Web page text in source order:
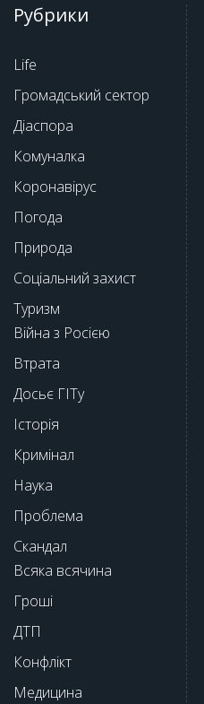
Рубрики
Life
Громадський сектор
Діаспора
Комуналка
Коронавірус
Погода
Природа
Соціальний захист
Туризм
Війна з Росією
Втрата
Досьє ГІТу
Історія
Кримінал
Наука
Проблема
Скандал
Всяка всячина
Гроші
ДТП
Конфлікт
Медицина